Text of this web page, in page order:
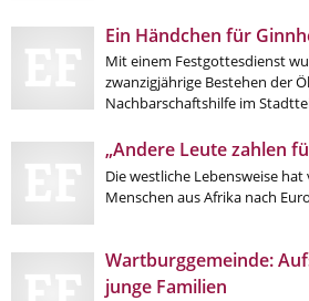
Ein Händchen für
Mit einem Festgottesdienst
zwanzigjährige Bestehen der
Nachbarschaftshilfe im
„Andere Leute zahlen
Die westliche Lebensweise
Menschen aus Afrika nach
Wartburggemeinde:
junge Familien